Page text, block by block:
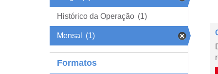
Histórico da Operação (1)
Mensal (1)
Formatos